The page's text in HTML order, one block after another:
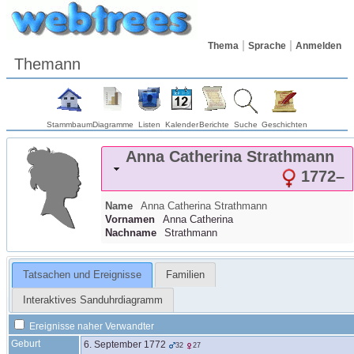
Thema Sprache Anmelden
Themann
StammbaumDiagramme Listen KalenderBerichte Suche Geschichten
Anna Catherina Strathmann
1772–
Name Anna Catherina Strathmann
Vornamen
Anna Catherina
Nachname
Strathmann
Tatsachen und Ereignisse Familien
Interaktives Sanduhrdiagramm
Ereignisse naher Verwandter
Geburt
6. September 1772 32 27